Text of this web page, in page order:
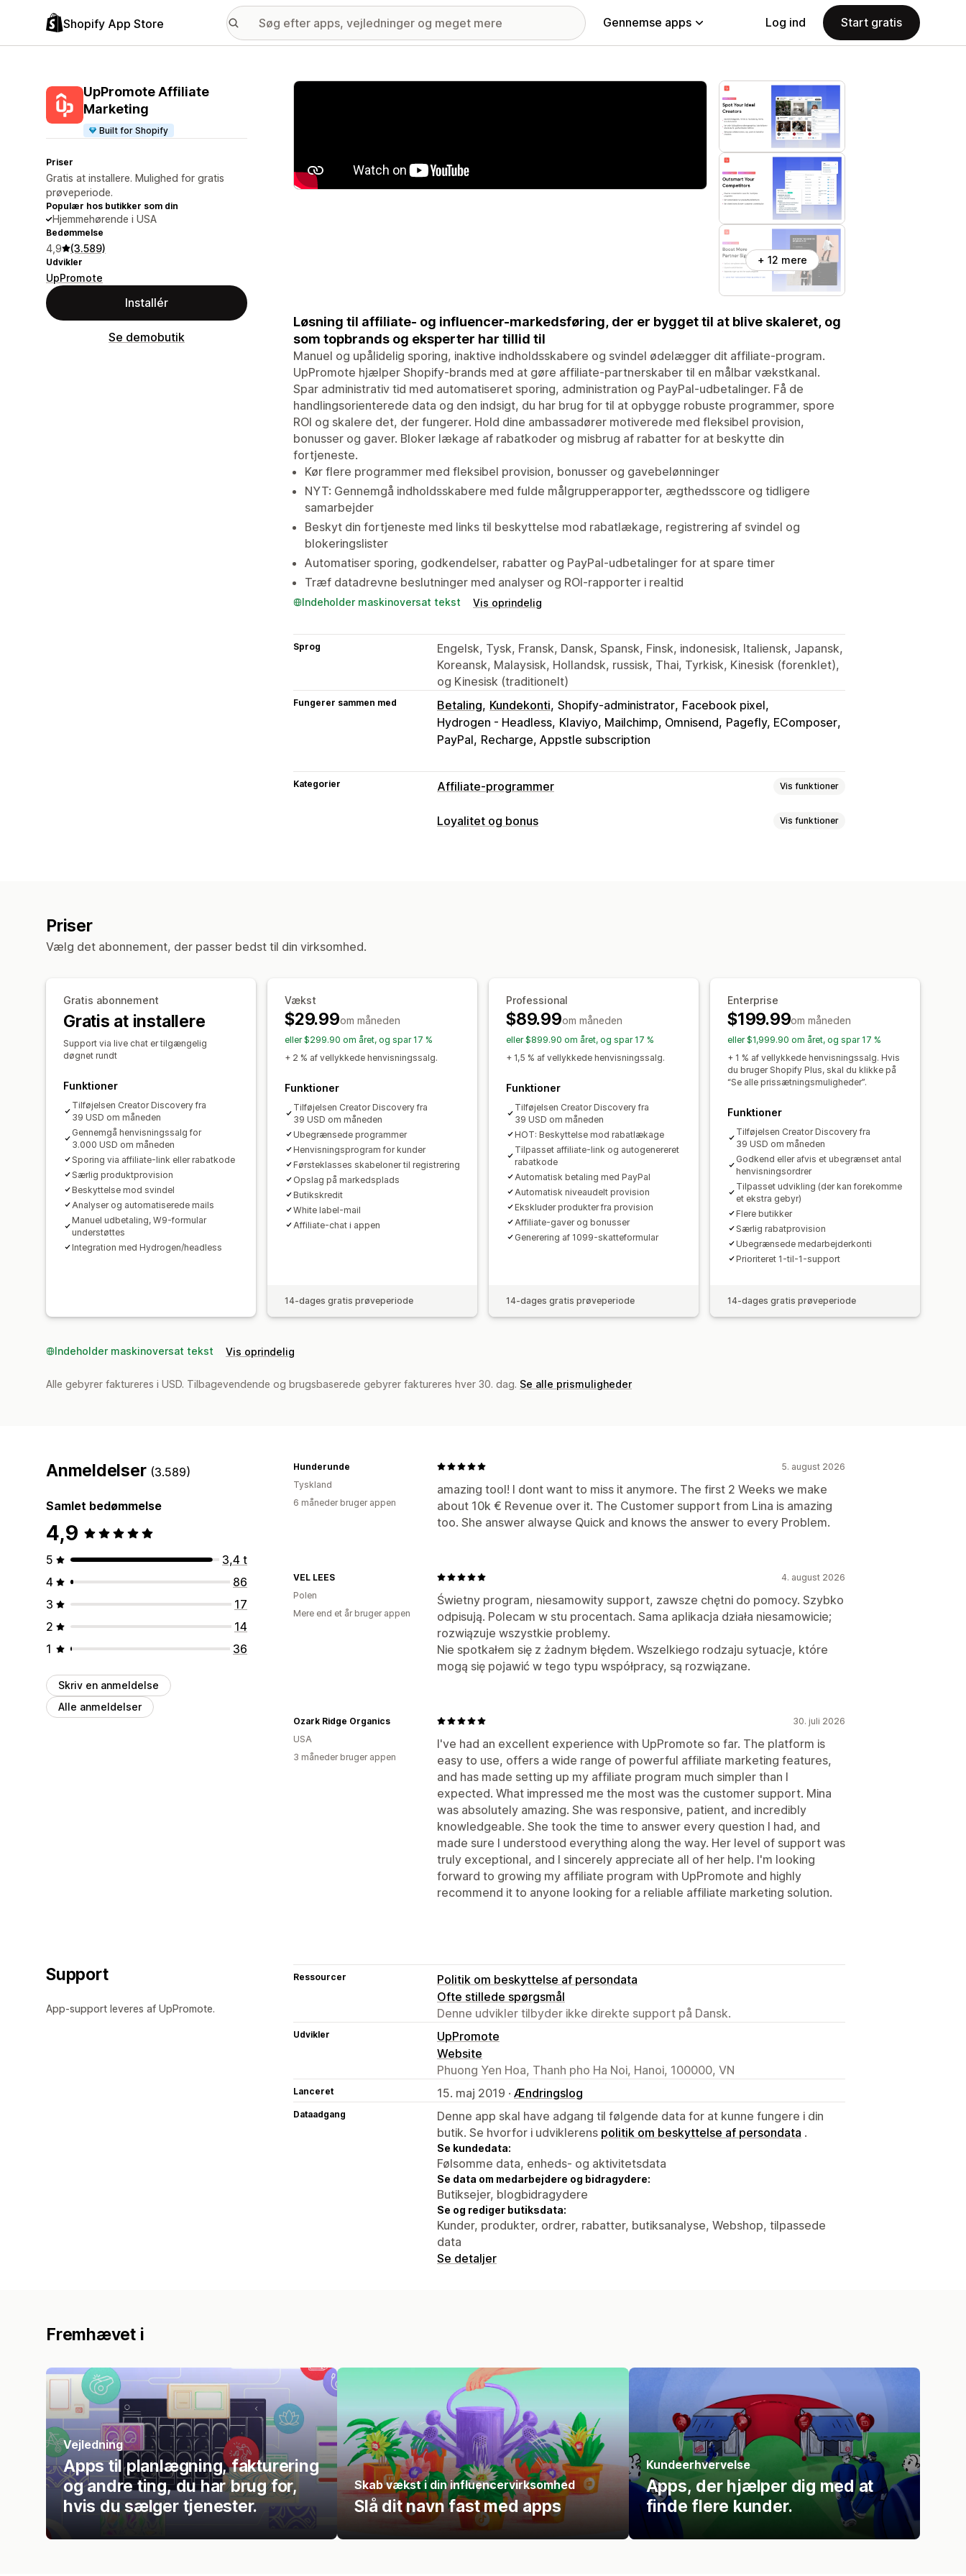
Shopify App Store Gennemse apps Log ind Start gratis
UpPromote Affiliate
Marketing
Built for Shopify
Priser
Gratis at installere. Mulighed for gratis
prøveperiode.
Populær hos butikker som din
Hjemmehørende i USA
Bedømmelse
4,9 (3.589)
Udvikler
UpPromote
Installér
Se demobutik
Galleri med udvalgte billeder
+ 12 mere
Løsning til affiliate- og influencer-markedsføring, der er bygget til at blive skaleret, og
som topbrands og eksperter har tillid til
Manuel og upålidelig sporing, inaktive indholdsskabere og svindel ødelægger dit affiliate-program.
UpPromote hjælper Shopify-brands med at gøre affiliate-partnerskaber til en målbar vækstkanal.
Spar administrativ tid med automatiseret sporing, administration og PayPal-udbetalinger. Få de
handlingsorienterede data og den indsigt, du har brug for til at opbygge robuste programmer, spore
ROI og skalere det, der fungerer. Hold dine ambassadører motiverede med fleksibel provision,
bonusser og gaver. Bloker lækage af rabatkoder og misbrug af rabatter for at beskytte din
fortjeneste.
Kør flere programmer med fleksibel provision, bonusser og gavebelønninger
NYT: Gennemgå indholdsskabere med fulde målgrupperapporter, ægthedsscore og tidligere
samarbejder
Beskyt din fortjeneste med links til beskyttelse mod rabatlækage, registrering af svindel og
blokeringslister
Automatiser sporing, godkendelser, rabatter og PayPal-udbetalinger for at spare timer
Træf datadrevne beslutninger med analyser og ROI-rapporter i realtid
Indeholder maskinoversat tekst Vis oprindelig
Sprog
Engelsk, Tysk, Fransk, Dansk, Spansk, Finsk, indonesisk, Italiensk, Japansk,
Koreansk, Malaysisk, Hollandsk, russisk, Thai, Tyrkisk, Kinesisk (forenklet),
og Kinesisk (traditionelt)
Fungerer sammen med Betaling Kundekonti Shopify-administrator Facebook pixel
Hydrogen - Headless Klaviyo, Mailchimp, Omnisend Pagefly, EComposer
PayPal Recharge, Appstle subscription
Kategorier Affiliate-programmer Vis funktioner
Muligheder for kommission
Sporing på flere niveauer
Pop op-vinduer efter køb
Beskyttelse mod svindel
Affiliateoplevelse
Tilpassede kontrolpaneler
Tilpasset registrering
Brandet portal
Tilpassede formularer
Tilpasset branding
Skatteformularer
Bankoverførsler Automatiske betalinger
Masseudbetalinger Kortudbetalinger PayPal Planlagte udbetalinger
Loyalitet og bonus Vis funktioner
Priser
Vælg det abonnement, der passer bedst til din virksomhed.
Gratis abonnement
Gratis at installere
Support via live chat er tilgængelig
døgnet rundt
Funktioner
Tilføjelsen Creator Discovery fra
39 USD om måneden
Gennemgå henvisningssalg for
3.000 USD om måneden
Sporing via affiliate-link eller rabatkode
Særlig produktprovision
Beskyttelse mod svindel
Analyser og automatiserede mails
Manuel udbetaling, W9-formular
understøttes
Integration med Hydrogen/headless
Vækst
$29.99om måneden
eller $299.90 om året, og spar 17 %
+ 2 % af vellykkede henvisningssalg.
Funktioner
Tilføjelsen Creator Discovery fra
39 USD om måneden
Ubegrænsede programmer
Henvisningsprogram for kunder
Førsteklasses skabeloner til registrering
Opslag på markedsplads
Butikskredit
White label-mail
Affiliate-chat i appen
14-dages gratis prøveperiode
Professional
$89.99om måneden
eller $899.90 om året, og spar 17 %
+ 1,5 % af vellykkede henvisningssalg.
Funktioner
Tilføjelsen Creator Discovery fra
39 USD om måneden
HOT: Beskyttelse mod rabatlækage
Tilpasset affiliate-link og autogenereret
rabatkode
Automatisk betaling med PayPal
Automatisk niveaudelt provision
Ekskluder produkter fra provision
Affiliate-gaver og bonusser
Generering af 1099-skatteformular
14-dages gratis prøveperiode
Enterprise
$199.99om måneden
eller $1,999.90 om året, og spar 17 %
+ 1 % af vellykkede henvisningssalg. Hvis
du bruger Shopify Plus, skal du klikke på
“Se alle prissætningsmuligheder”.
Funktioner
Tilføjelsen Creator Discovery fra
39 USD om måneden
Godkend eller afvis et ubegrænset antal
henvisningsordrer
Tilpasset udvikling (der kan forekomme
et ekstra gebyr)
Flere butikker
Særlig rabatprovision
Ubegrænsede medarbejderkonti
Prioriteret 1-til-1-support
14-dages gratis prøveperiode
Indeholder maskinoversat tekst Vis oprindelig
Alle gebyrer faktureres i USD. Tilbagevendende og brugsbaserede gebyrer faktureres hver 30. dag. Se alle prismuligheder
Anmeldelser (3.589)
Samlet bedømmelse
4,9
5
3,4 t
4
86
3
17
2
14
1
36
Skriv en anmeldelse
Alle anmeldelser
5. august 2026
amazing tool! I dont want to miss it anymore. The first 2 Weeks we make
about 10k € Revenue over it. The Customer support from Lina is amazing
too. She answer alwayse Quick and knows the answer to every Problem.
Hunderunde
Tyskland
6 måneder bruger appen
4. august 2026
Świetny program, niesamowity support, zawsze chętni do pomocy. Szybko
odpisują. Polecam w stu procentach. Sama aplikacja działa niesamowicie;
rozwiązuje wszystkie problemy.
Nie spotkałem się z żadnym błędem. Wszelkiego rodzaju sytuacje, które
mogą się pojawić w tego typu współpracy, są rozwiązane.
VEL LEES
Polen
Mere end et år bruger appen
30. juli 2026
I've had an excellent experience with UpPromote so far. The platform is
easy to use, offers a wide range of powerful affiliate marketing features,
and has made setting up my affiliate program much simpler than I
expected. What impressed me the most was the customer support. Mina
was absolutely amazing. She was responsive, patient, and incredibly
knowledgeable. She took the time to answer every question I had, and
made sure I understood everything along the way. Her level of support was
truly exceptional, and I sincerely appreciate all of her help. I'm looking
forward to growing my affiliate program with UpPromote and highly
recommend it to anyone looking for a reliable affiliate marketing solution.
Ozark Ridge Organics
USA
3 måneder bruger appen
Support
App-support leveres af UpPromote.
Ressourcer
Politik om beskyttelse af persondata
Ofte stillede spørgsmål
Denne udvikler tilbyder ikke direkte support på Dansk.
Udvikler
UpPromote
Website
Phuong Yen Hoa, Thanh pho Ha Noi, Hanoi, 100000, VN
Lanceret 15. maj 2019 · Ændringslog
Dataadgang
Denne app skal have adgang til følgende data for at kunne fungere i din
butik. Se hvorfor i udviklerens politik om beskyttelse af persondata .
Se kundedata:
Følsomme data, enheds- og aktivitetsdata
Se data om medarbejdere og bidragydere:
Butiksejer, blogbidragydere
Se og rediger butiksdata:
Kunder, produkter, ordrer, rabatter, butiksanalyse, Webshop, tilpassede
data
Se detaljer
Fremhævet i
Vejledning
Apps til planlægning, fakturering
og andre ting, du har brug for,
hvis du sælger tjenester.
Skab vækst i din influencervirksomhed
Slå dit navn fast med apps
Kundeerhvervelse
Apps, der hjælper dig med at
finde flere kunder.